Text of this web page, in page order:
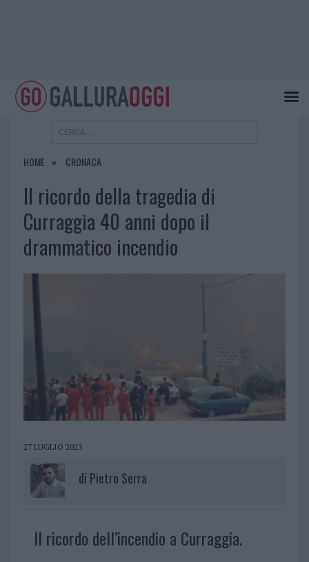
HOME CRONACA
Il ricordo della tragedia di
Curraggia 40 anni dopo il
drammatico incendio
27 LUGLIO 2023
di Pietro Serra
Il ricordo dell’incendio a Curraggia.